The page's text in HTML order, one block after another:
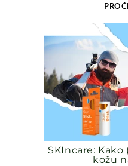
SKIncare:
kožu